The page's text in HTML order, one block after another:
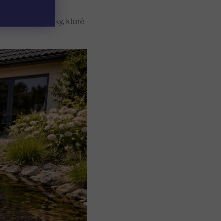
organické zvyšky, ktoré